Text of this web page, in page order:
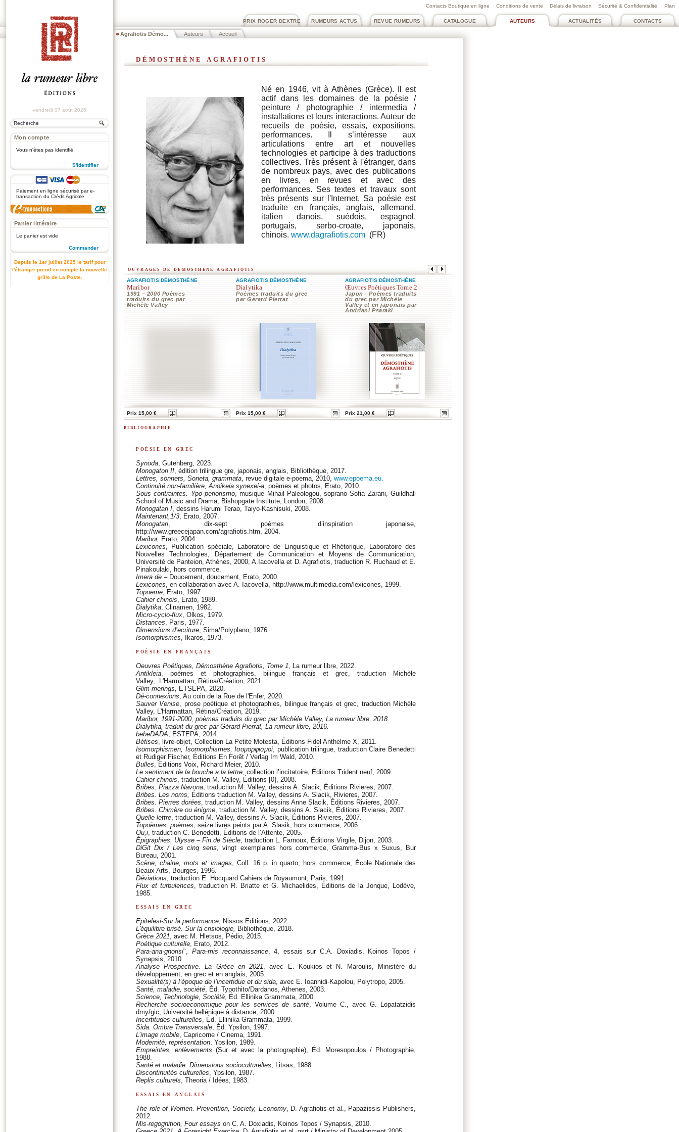
Plan
Contacts Boutique en ligne Conditions de vente Délais de livraison Sécurité & Confidentialité
CONTACTS
ACTUALITÉS
AUTEURS
CATALOGUE
REVUE RUMEURS
RUMEURS ACTUS
PRIX ROGER DEXTRE
Agrafiotis Démo... Auteurs Accueil
vendredi 07 août 2026
Mon compte
Vous n'êtes pas identifié
S'identifier
Paiement en ligne sécurisé par e-
transaction du Crédit Agricole
Panier littéraire
Le panier est vide
Commander
Depuis le 1er juillet 2025 le tarif pour
l'étranger prend en compte la nouvelle
grille de La Poste.
démosthène agrafiotis
Né en 1946, vit à Athènes (Grèce). Il est
actif dans les domaines de la poésie /
peinture / photographie / intermedia /
installations et leurs interactions. Auteur de
recueils de poésie, essais, expositions,
performances. Il s’intéresse aux
articulations entre art et nouvelles
technologies et participe à des traductions
collectives. Très présent à l'étranger, dans
de nombreux pays, avec des publications
en livres, en revues et avec des
performances. Ses textes et travaux sont
très présents sur l'Internet. Sa poésie est
traduite en français, anglais, allemand,
italien danois, suédois, espagnol,
portugais, serbo-croate, japonais,
chinois. www.dagrafiotis.com (FR)
ouvrages de démosthène agrafiotis
AGRAFIOTIS DÉMOSTHÈNE
Maribor
1991 – 2000 Poèmes
traduits du grec par
Michèle Valley
Prix 15,00 €
AGRAFIOTIS DÉMOSTHÈNE
Dialytika
Poèmes traduits du grec
par Gérard Pierrat
Prix 15,00 €
AGRAFIOTIS DÉMOSTHÈNE
Œuvres Poétiques Tome 2
Japon - Poèmes traduits
du grec par Michèle
Valley et en japonais par
Andriani Psaraki
Prix 21,00 €
bibliographie
poésie en grec
Synoda , Gutenberg, 2023.
Monogatori II , édition trilingue gre, japonais, anglais, Bibliothèque, 2017.
Lettres, sonnets, Soneta, grammata , revue digitale e-poema, 2010, www.epoema.eu.
Continuité non-familière, Anoikeia synexei-a , poèmes et photos, Erato, 2010.
Sous contraintes. Ypo periorismo, musique Mihail Paleologou, soprano Sofia Zarani, Guildhall
School of Music and Drama, Bishopgate Institute, London, 2008.
Monogatari I , dessins Harumi Terao, Taiyo-Kashisuki, 2008.
Maintenant,1/3 , Erato, 2007.
Monogatari , dix-sept poèmes d’inspiration japonaise,
http://www.greecejapan.com/agrafiotis.htm, 2004.
Maribor, Erato, 2004.
Lexicones , Publication spéciale, Laboratoire de Linguistique et Rhétorique, Laboratoire des
Nouvelles Technologies, Département de Communication et Moyens de Communication,
Université de Panteion, Athènes, 2000, A.Iacovella et D. Agrafiotis, traduction R. Ruchaud et E.
Pinakoulaki, hors commerce.
Imera de – Doucement, doucement, Erato, 2000.
Lexicones , en collaboration avec A. Iacovella, http://www.multimedia.com/lexicones, 1999.
Topoeme , Erato, 1997.
Cahier chinois , Erato, 1989.
Dialytika , Clinamen, 1982.
Micro-cyclo-flux , Olkos, 1979.
Distances , Paris, 1977.
Dimensions d’ecriture , Sima/Polyplano, 1976.
Isomorphismes , Ikaros, 1973.
poésie en français
Oeuvres Poétiques, Démosthène Agrafiotis, Tome 1 , La rumeur libre, 2022.
Antikleia , poèmes et photographies, bilingue français et grec, traduction Michèle
Valley, L'Harmattan, Rétina/Création, 2021.
Glim-merings,
ETSEPA, 2020.
Dé-connexions , Au coin de la Rue de l'Enfer, 2020.
Sauver Venise , prose poétique et photographies, bilingue français et grec, traduction Michèle
Valley, L'Harmattan, Rétina/Création, 2019.
Maribor, 1991-2000, poèmes traduits du grec par Michèle Valley, La rumeur libre, 2018.
Dialytika, traduit du grec par Gérard Pierrat La rumeur libre, 2016.
bebeDADA , ESTEPA, 2014.
Bétises , livre-objet, Collection La Petite Motesta, Éditions Fidel Anthelme X, 2011.
Isomorphismen, Isomorphismes, Iσομορφισμοί, publication trilingue, traduction Claire Benedetti
et Rudiger Fischer, Éditions En Forêt / Verlag Im Wald, 2010.
Bulles , Editions Voix, Richard Meier, 2010.
Le sentiment de la bouche a la lettre , collection l’incitatoire, Éditions Trident neuf, 2009.
Cahier chinois , traduction M. Valley, Éditions [0], 2008.
Bribes. Piazza Navona , traduction M. Valley, dessins A. Slacik, Éditions Rivieres, 2007.
Bribes. Les noms,
Éditions traduction M. Valley, dessins A. Slacik, Rivieres, 2007.
Bribes. Pierres dorées , traduction M. Valley, dessins Anne Slacik, Éditions Rivieres, 2007.
Bribes. Chimère ou énigme , traduction M. Valley, dessins A. Slacik, Éditions Rivieres, 2007.
Quelle lettre , traduction M. Valley, dessins A. Slacik, Éditions Rivieres, 2007.
Topoèmes, poèmes , seize livres peints par A. Slasik, hors commerce, 2006.
Ou,i , traduction C. Benedetti, Éditions de l’Attente, 2005.
Épigraphies, Ulysse – Fin de Siècle , traduction L. Farnoux, Éditions Virgile, Dijon, 2003.
DiGit Dix / Les cinq sens , vingt exemplaires hors commerce, Gramma-Bus x Suxus, Bur
Bureau, 2001.
Scène, chaine, mots et images , Coll. 16 p. in quarto, hors commerce, École Nationale des
Beaux Arts, Bourges, 1996.
Déviations , traduction E. Hocquard Cahiers de Royaumont, Paris, 1991.
Flux et turbulences , traduction R. Briatte et G. Michaelides, Éditions de la Jonque, Lodève,
1985.
essais en grec
Epitelesi-Sur la performance, Nissos Editions, 2022.
L'équilibre brisé. Sur la crisiologie, Bibliothèque, 2018.
Grèce 2021, avec M. Hletsos, Pédio, 2015.
Poétique culturelle, Erato, 2012.
Para-ana-gnorisi", Para-mis reconnaissance, 4, essais sur C.A. Doxiadis, Koinos Topos /
Synapsis, 2010.
Analyse Prospective. La Grèce en 2021, avec E. Koukios et N. Maroulis, Ministère du
développement, en grec et en anglais, 2005.
Sexualité(s) à l’époque de l’incertidue et du sida, avec E. Ioannidi-Kapolou, Polytropo, 2005.
Santé, maladie, société, Éd. Typothito/Dardanos, Athenes, 2003.
Science, Technologie, Société, Éd. Ellinika Grammata, 2000.
Recherche socioeconomique pour les services de santé, Volume C., avec G. Lopatatzidis
dmy/gic, Université hellénique à distance, 2000.
Incertitudes culturelles, Éd. Ellinika Grammata, 1999.
Sida. Ombre Transversale, Éd. Ypsilon, 1997.
L’image mobile, Capricorne / Cinema, 1991.
Modernité, représentation, Ypsilon, 1989.
Empreintes, enlèvements (Sur et avec la photographie), Éd. Moresopoulos / Photographie,
1988.
Santé et maladie. Dimensions socioculturelles, Litsas, 1988.
Discontinuités culturelles, Ypsilon, 1987.
Replis culturels, Theoria / Idées, 1983.
essais en anglais
The role of Women. Prevention, Society, Economy, D. Agrafiotis et al., Papazissis Publishers,
2012.
Mis-regognition, Four essays on C. A. Doxiadis, Koinos Topos / Synapsis, 2010.